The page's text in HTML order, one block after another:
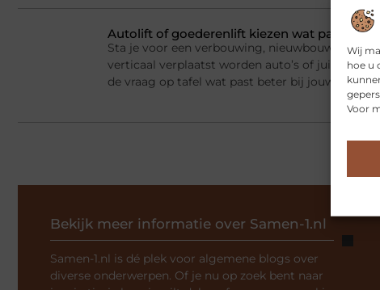
Wij
hoe u
Voor
Autolift of goederenlift kiezen wat past bij
Sta je voor een verbouwing, nieuwbouw of
verticaal verplaatst worden auto’s of juist
de vraag op tafel wat past beter bij jouw situatie
Bekijk meer informatie over Samen-1.nl
Samen-1.nl is dé plek voor algemene blogs over
diverse onderwerpen. Of je nu op zoek bent naar